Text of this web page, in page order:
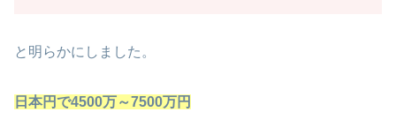
と明らかにしました。
日本円で4500万～7500万円